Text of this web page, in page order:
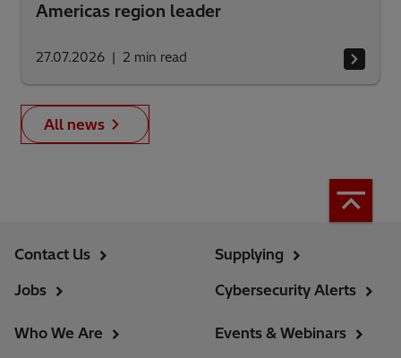
Americas region leader
27.07.2026 2 min read
All news
Contact Us
Jobs
Supplying
Cybersecurity Alerts
Who We Are
Events & Webinars